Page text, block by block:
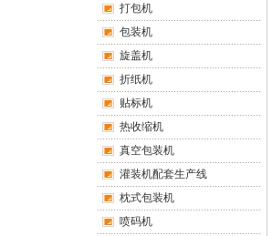
打包机
包装机
旋盖机
折纸机
贴标机
热收缩机
真空包装机
灌装机配套生产线
枕式包装机
喷码机